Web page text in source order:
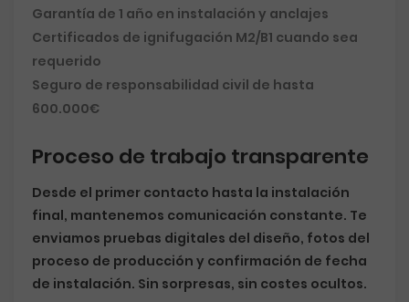
Garantía de 1 año en instalación y anclajes
Certificados de ignifugación M2/B1 cuando sea
requerido
Seguro de responsabilidad civil de hasta
600.000€
Proceso de trabajo transparente
Desde el primer contacto hasta la instalación
final, mantenemos comunicación constante. Te
enviamos pruebas digitales del diseño, fotos del
proceso de producción y confirmación de fecha
de instalación. Sin sorpresas, sin costes ocultos.